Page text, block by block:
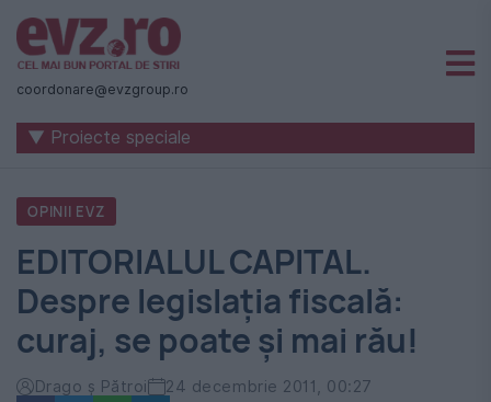
Știri
naționale
internaționale
România
-
Evenimentul
Zilei
coordonare@evzgroup.ro
▼ Proiecte speciale
OPINII EVZ
EDITORIALUL CAPITAL.
Despre legislaţia fiscală:
curaj, se poate şi mai rău!
Drago ş Pătroi 24 decembrie 2011, 00:27